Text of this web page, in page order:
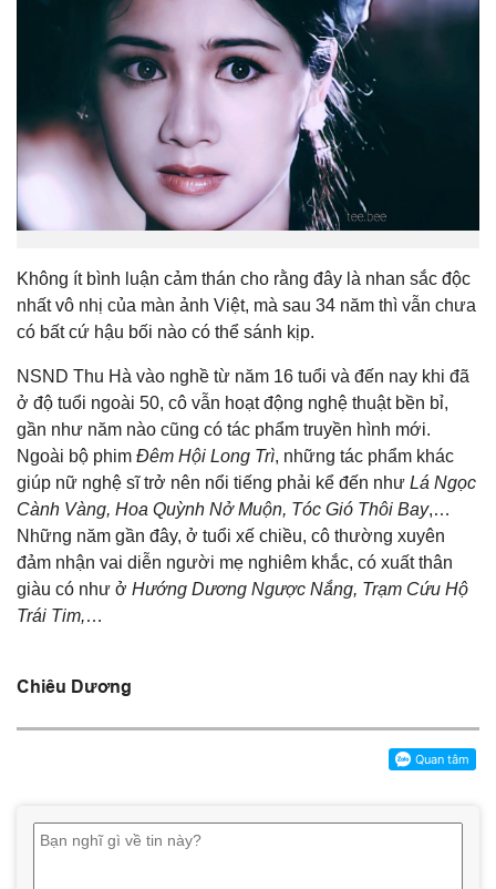
Không ít bình luận cảm thán cho rằng đây là nhan sắc độc
nhất vô nhị của màn ảnh Việt, mà sau 34 năm thì vẫn chưa
có bất cứ hậu bối nào có thể sánh kịp.
NSND Thu Hà vào nghề từ năm 16 tuổi và đến nay khi đã
ở độ tuổi ngoài 50, cô vẫn hoạt động nghệ thuật bền bỉ,
gần như năm nào cũng có tác phẩm truyền hình mới.
Ngoài bộ phim Đêm Hội Long Trì, những tác phẩm khác
giúp nữ nghệ sĩ trở nên nổi tiếng phải kể đến như Lá Ngọc
Cành Vàng, Hoa Quỳnh Nở Muộn, Tóc Gió Thôi Bay,…
Những năm gần đây, ở tuổi xế chiều, cô thường xuyên
đảm nhận vai diễn người mẹ nghiêm khắc, có xuất thân
giàu có như ở Hướng Dương Ngược Nắng, Trạm Cứu Hộ
Trái Tim,…
Chiêu Dương